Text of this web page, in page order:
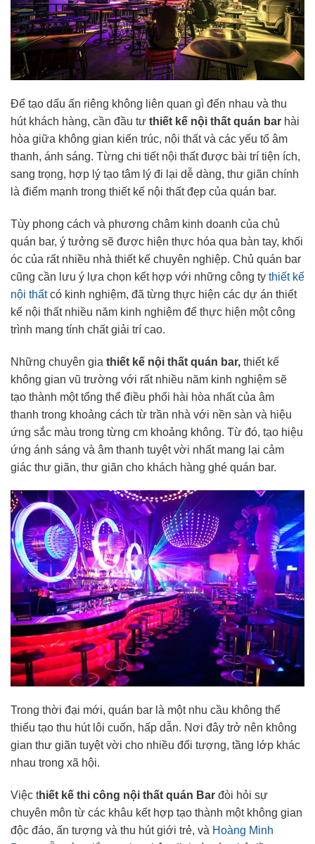
Để tạo dấu ấn riêng không liên quan gì đến nhau và thu
hút khách hàng, cần đầu tư thiết kế nội thất quán bar hài
hòa giữa không gian kiến trúc, nội thất và các yếu tố âm
thanh, ánh sáng. Từng chi tiết nội thất được bài trí tiện ích,
sang trọng, hợp lý tạo tâm lý đi lại dễ dàng, thư giãn chính
là điểm mạnh trong thiết kế nội thất đẹp của quán bar.
Tùy phong cách và phương châm kinh doanh của chủ
quán bar, ý tưởng sẽ được hiện thực hóa qua bàn tay, khối
óc của rất nhiều nhà thiết kế chuyên nghiệp. Chủ quán bar
cũng cần lưu ý lựa chọn kết hợp với những công ty thiết kế
nội thấtcó kinh nghiệm, đã từng thực hiện các dự án thiết
kế nội thất nhiều năm kinh nghiệm để thực hiện một công
trình mang tính chất giải trí cao.
Những chuyên gia thiết kế nội thất quán bar, thiết kế
không gian vũ trường với rất nhiều năm kinh nghiệm sẽ
tạo thành một tổng thể điều phối hài hòa nhất của âm
thanh trong khoảng cách từ trần nhà với nền sàn và hiệu
ứng sắc màu trong từng cm khoảng không. Từ đó, tạo hiệu
ứng ánh sáng và âm thanh tuyệt vời nhất mang lại cảm
giác thư giãn, thư giãn cho khách hàng ghé quán bar.
Trong thời đại mới, quán bar là một nhu cầu không thể
thiếu tạo thu hút lôi cuốn, hấp dẫn. Nơi đây trở nên không
gian thư giãn tuyệt vời cho nhiều đối tượng, tầng lớp khác
nhau trong xã hội.
Việc thiết kế thi công nội thất quán Bar đòi hỏi sự
chuyên môn từ các khâu kết hợp tạo thành một không gian
độc đáo, ấn tượng và thu hút giới trẻ, và Hoàng Minh